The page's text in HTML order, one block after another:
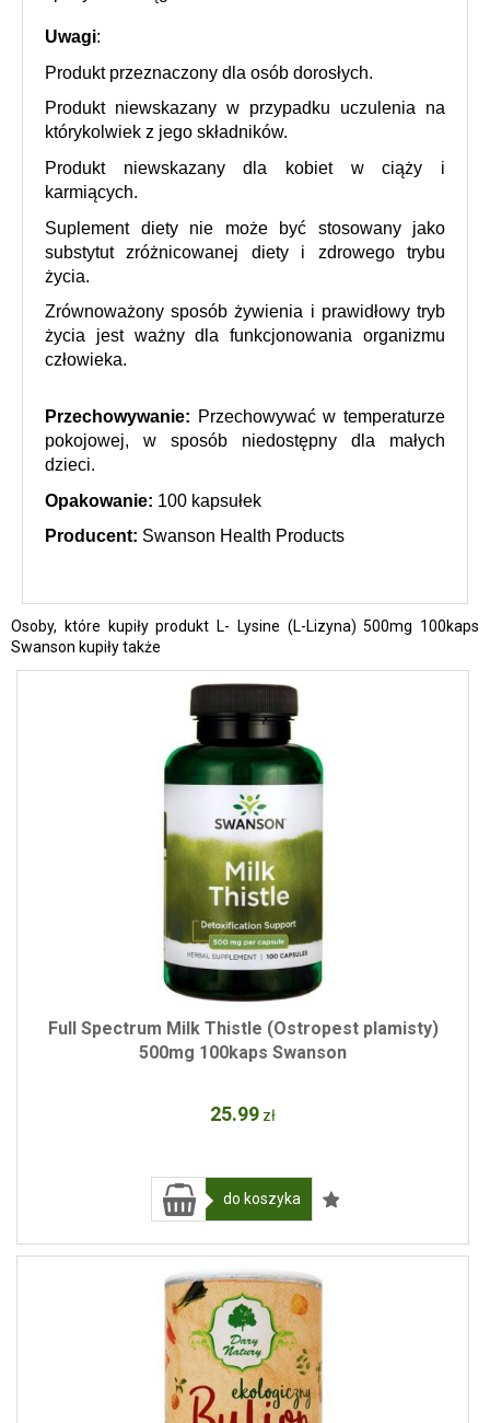
Uwagi:
Produkt przeznaczony dla osób dorosłych.
Produkt niewskazany w przypadku uczulenia na
którykolwiek z jego składników.
Produkt niewskazany dla kobiet w ciąży i
karmiących.
Suplement diety nie może być stosowany jako
substytut zróżnicowanej diety i zdrowego trybu
życia.
Zrównoważony sposób żywienia i prawidłowy tryb
życia jest ważny dla funkcjonowania organizmu
człowieka.
Przechowywanie: Przechowywać w temperaturze
pokojowej, w sposób niedostępny dla małych
dzieci.
Opakowanie: 100 kapsułek
Producent: Swanson Health Products
Osoby, które kupiły produkt L- Lysine (L-Lizyna) 500mg 100kaps
Swanson kupiły także
Full Spectrum Milk Thistle (Ostropest plamisty)
500mg 100kaps Swanson
25.99 zł
do koszyka